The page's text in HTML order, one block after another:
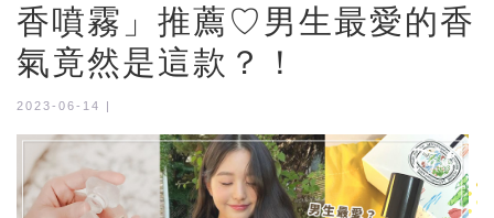
香噴霧」推薦♡男生最愛的香
氣竟然是這款？！
2023-06-14 |